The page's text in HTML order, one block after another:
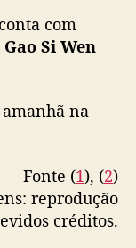
com
Gao Si Wen
na
Fonte (1), (2)
reprodução
créditos.